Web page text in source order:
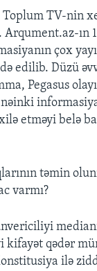
Toplum TV-nin
ın
çox
edilib. Düzü
Pegasus olayı
etməyi belə
təmin
varmı?
kifayət qədər
ilə